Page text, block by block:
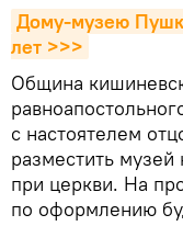
Дому-музею
лет >>>
Община
с настоятелем
разместить музей
при церкви. На
по оформлению